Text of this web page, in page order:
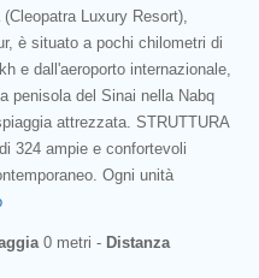
Luxury Resort),
è situato a pochi chilometri di
e dall'aeroporto internazionale,
penisola del Sinai nella Nabq
attrezzata. STRUTTURA
324 ampie e confortevoli
Ogni unità
0 metri - Distanza